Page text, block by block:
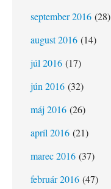
september 2016 (28)
august 2016 (14)
júl 2016 (17)
jún 2016 (32)
máj 2016 (26)
apríl 2016 (21)
marec 2016 (37)
február 2016 (47)